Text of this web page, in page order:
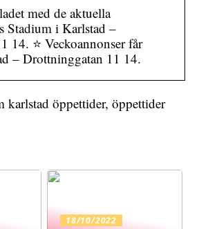
med de aktuella
Stadium i Karlstad –
14. ⭐ Veckoannonser får
– Drottninggatan 11 14.
karlstad öppettider, öppettider
18/10/2022